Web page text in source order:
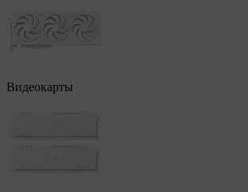
Видеокарты